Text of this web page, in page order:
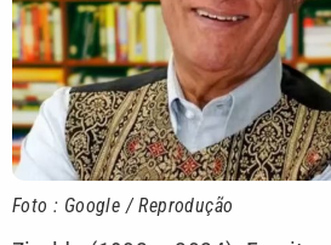
Foto : Google / Reprodução